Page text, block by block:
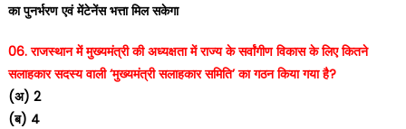
का पुनर्भरण एवं मेंटेनेंस भत्ता मिल सकेगा
06. राजस्थान में मुख्यमंत्री की अध्यक्षता में राज्य के सर्वांगीण विकास के लिए कितने
सलाहकार सदस्य वाली ‘मुख्यमंत्री सलाहकार समिति’ का गठन किया गया है?
(अ) 2
(ब) 4